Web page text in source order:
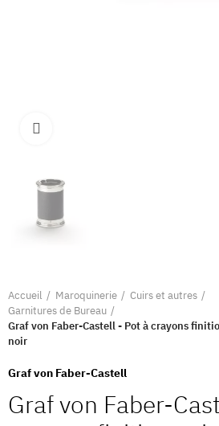
Accueil Maroquinerie
Cuirs et autres
Garnitures de Bureau
Graf von Faber-Castell - Pot à crayons
noir
Graf von Faber-Castell
Graf von Faber-